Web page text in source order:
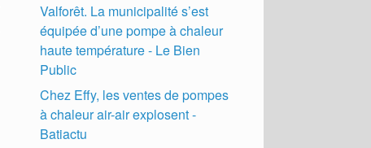
Valforêt. La municipalité s’est
équipée d’une pompe à chaleur
haute température - Le Bien
Public
Chez Effy, les ventes de pompes
à chaleur air-air explosent -
Batiactu